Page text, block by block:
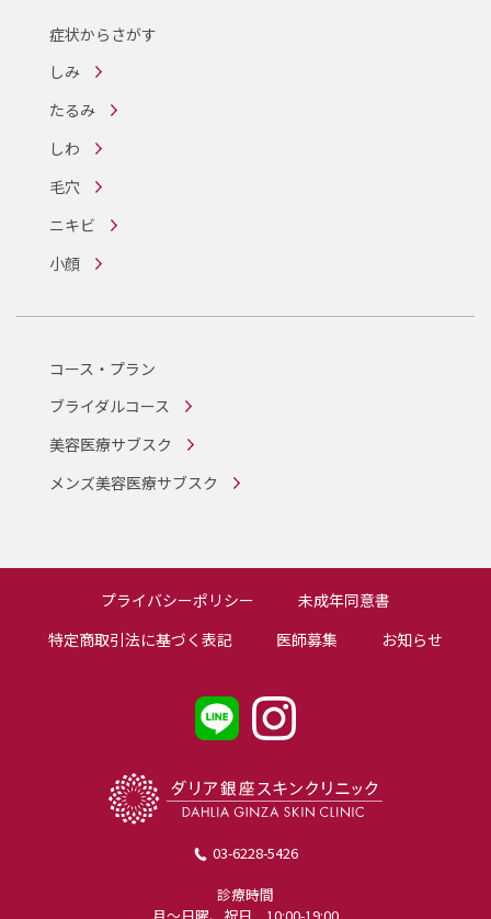
症状からさがす
しみ
たるみ
しわ
毛穴
ニキビ
小顔
コース・プラン
ブライダルコース
美容医療サブスク
メンズ美容医療サブスク
プライバシーポリシー
未成年同意書
特定商取引法に基づく表記
医師募集 お知らせ
03-6228-5426
診療時間